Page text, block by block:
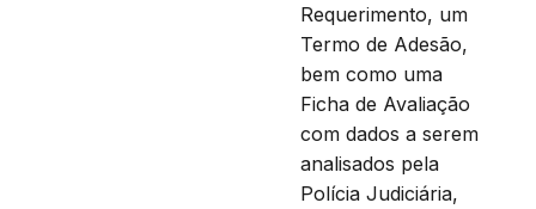
Requerimento, um
Termo de Adesão,
bem como uma
Ficha de Avaliação
com dados a serem
analisados pela
Polícia Judiciária,